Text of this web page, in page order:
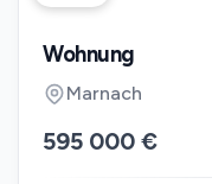
Wohnung
Marnach
595 000 €